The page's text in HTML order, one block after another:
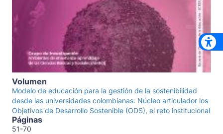
Volumen
Modelo de educación para la gestión de la sostenibilidad
desde las universidades colombianas: Núcleo articulador los
Objetivos de Desarrollo Sostenible (ODS), el reto institucional
Páginas
51-70